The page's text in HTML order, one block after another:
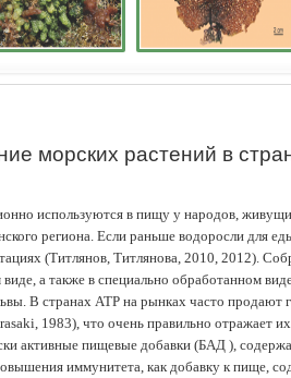
морских растений в
используются в пищу у народов,
региона. Если раньше водоросли для
(Tитлянов, Титлянова, 2010, 2012).
а также в специально обработанном
В странах АТР на рынках часто
1983), что очень правильно отражает
активные пищевые добавки (БАД ),
иммунитета, как добавку к пище,